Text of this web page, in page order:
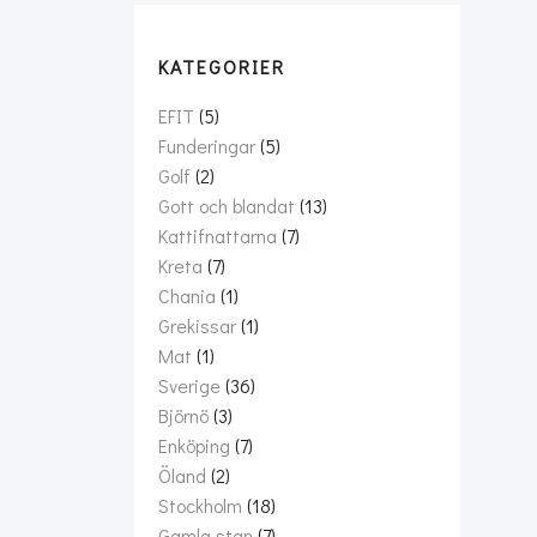
KATEGORIER
EFIT (5)
Funderingar(5)
Golf (2)
Gott och blandat (13)
Kattifnattarna (7)
Kreta (7)
Chania (1)
Grekissar(1)
Mat (1)
Sverige(36)
Björnö(3)
Enköping (7)
Öland (2)
Stockholm (18)